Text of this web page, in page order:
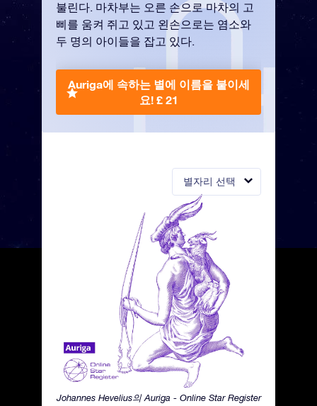
별자리 선택
Johannes Hevelius의 Auriga - Online Star Register
불린다. 마차부는 오른 손으로 마차의 고
삐를 움켜 쥐고 있고 왼손으로는 염소와
두 명의 아이들을 잡고 있다.
Auriga에 속하는 별에 이름을 붙이세
요! £ 21